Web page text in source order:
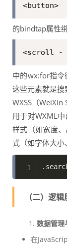
<button>
的bindtap属性
<scroll -
中的wx:for指令
这些元素就是搜
WXSS（WeiXin
用于对WXML
样式（如宽度
式（如字体大小
（二）逻
数据管理
在